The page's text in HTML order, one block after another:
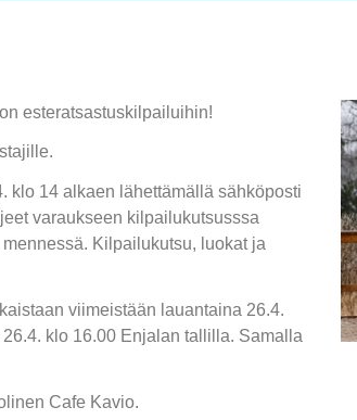
esteratsastuskilpailuihin!
klo 14 alkaen lähettämällä sähköposti
varaukseen kilpailukutsusssa
Kilpailukutsu, luokat ja
viimeistään lauantaina 26.4.
klo 16.00 Enjalan tallilla. Samalla
Cafe Kavio.